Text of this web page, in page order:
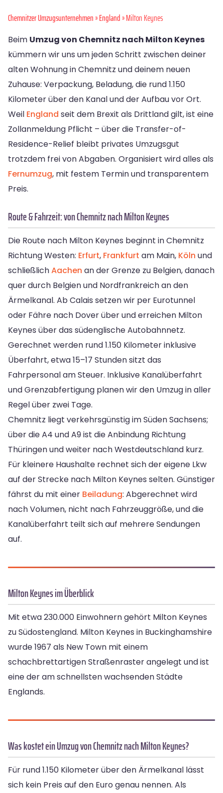
Chemnitzer Umzugsunternehmen»England» Milton Keynes
Beim Umzug von Chemnitz nach Milton Keynes
kümmern wir uns um jeden Schritt zwischen deiner
alten Wohnung in Chemnitz und deinem neuen
Zuhause: Verpackung, Beladung, die rund 1.150
Kilometer über den Kanal und der Aufbau vor Ort.
Weil England seit dem Brexit als Drittland gilt, ist eine
Zollanmeldung Pflicht – über die Transfer-of-
Residence-Relief bleibt privates Umzugsgut
trotzdem frei von Abgaben. Organisiert wird alles als
Fernumzug, mit festem Termin und transparentem
Preis.
Route & Fahrzeit: von Chemnitz nach Milton Keynes
Die Route nach Milton Keynes beginnt in Chemnitz
Richtung Westen: Erfurt, Frankfurt am Main, Köln und
schließlichAachen an der Grenze zu Belgien, danach
quer durch Belgien und Nordfrankreich an den
Ärmelkanal. Ab Calais setzen wir per Eurotunnel
oder Fähre nach Dover über und erreichen Milton
Keynes über das südenglische Autobahnnetz.
Gerechnet werden rund 1.150 Kilometer inklusive
Überfahrt, etwa 15–17 Stunden sitzt das
Fahrpersonal am Steuer. Inklusive Kanalüberfahrt
und Grenzabfertigung planen wir den Umzug in aller
Regel über zwei Tage.
Chemnitz liegt verkehrsgünstig im Süden Sachsens;
über die A4 und A9 ist die Anbindung Richtung
Thüringen und weiter nach Westdeutschland kurz.
Für kleinere Haushalte rechnet sich der eigene Lkw
auf der Strecke nach Milton Keynes selten. Günstiger
fährst du mit einer Beiladung: Abgerechnet wird
nach Volumen, nicht nach Fahrzeuggröße, und die
Kanalüberfahrt teilt sich auf mehrere Sendungen
auf.
Milton Keynes im Überblick
Mit etwa 230.000 Einwohnern gehört Milton Keynes
zu Südostengland. Milton Keynes in Buckinghamshire
wurde 1967 als New Town mit einem
schachbrettartigen Straßenraster angelegt und ist
eine der am schnellsten wachsenden Städte
Englands.
Was kostet ein Umzug von Chemnitz nach Milton Keynes?
Für rund 1.150 Kilometer über den Ärmelkanal lässt
sich kein Preis auf den Euro genau nennen. Als